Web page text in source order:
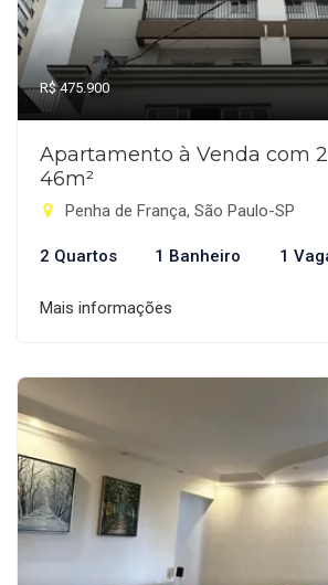
R$ 475.900
Apartamento à Venda com
46m²
Penha de França, São Paulo-SP
2 Quartos 1 Banheiro 1
Mais informações